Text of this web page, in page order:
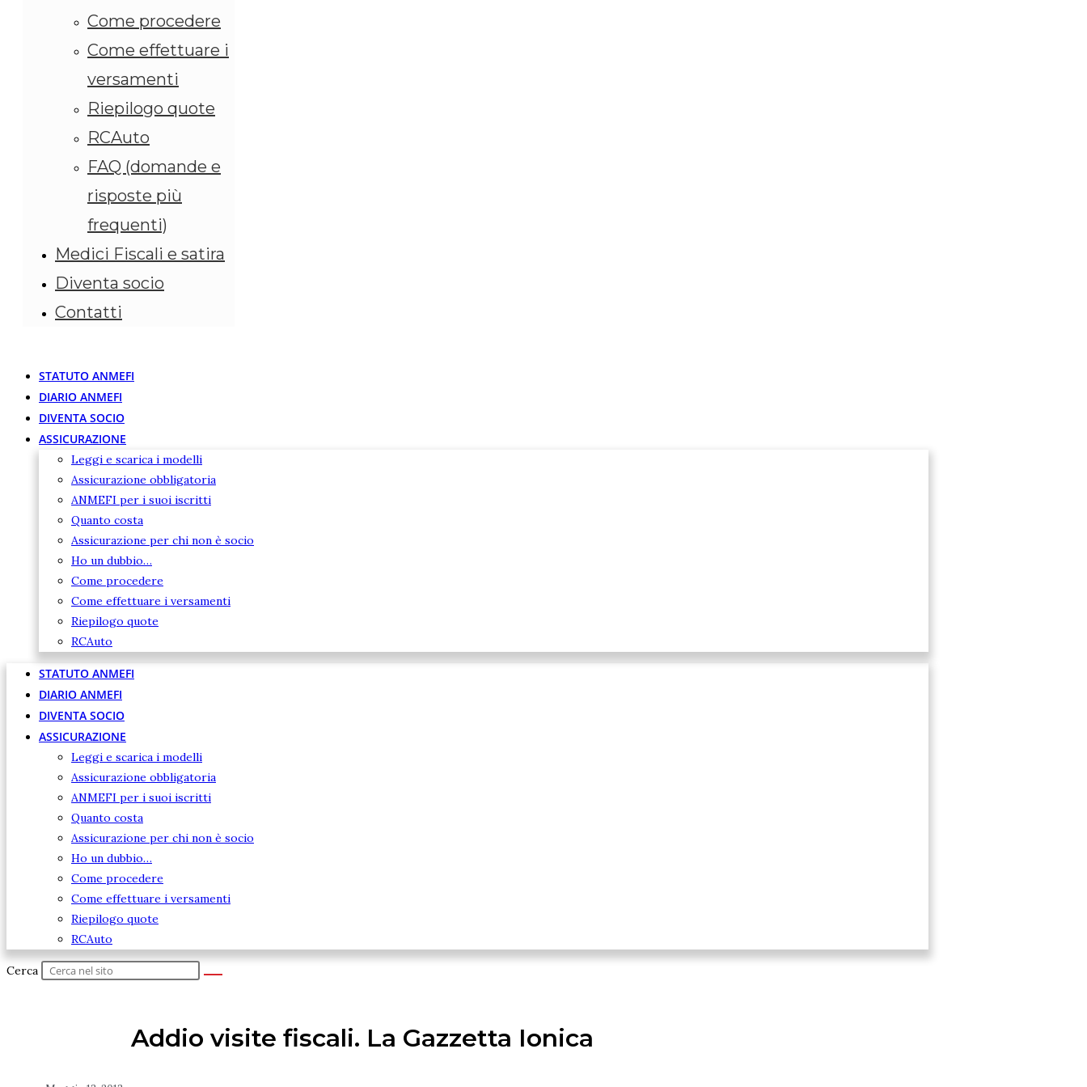
Come procedere
Come effettuare i
versamenti
Riepilogo quote
RCAuto
FAQ (domande e
risposte più
frequenti)
Medici Fiscali e satira
Diventa socio
Contatti
STATUTO ANMEFI
DIARIO ANMEFI
DIVENTA SOCIO
ASSICURAZIONE
Leggi e scarica i modelli
Assicurazione obbligatoria
ANMEFI per i suoi iscritti
Quanto costa
Assicurazione per chi non è socio
Ho un dubbio…
Come procedere
Come effettuare i versamenti
Riepilogo quote
RCAuto
STATUTO ANMEFI
DIARIO ANMEFI
DIVENTA SOCIO
ASSICURAZIONE
Leggi e scarica i modelli
Assicurazione obbligatoria
ANMEFI per i suoi iscritti
Quanto costa
Assicurazione per chi non è socio
Ho un dubbio…
Come procedere
Come effettuare i versamenti
Riepilogo quote
RCAuto
Cerca
Addio visite fiscali. La Gazzetta Ionica